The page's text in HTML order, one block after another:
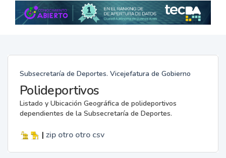
Subsecretaría de Deportes. Vicejefatura de Gobierno
Polideportivos
Listado y Ubicación Geográfica de polideportivos
dependientes de la Subsecretaría de Deportes.
| zip otro otro csv